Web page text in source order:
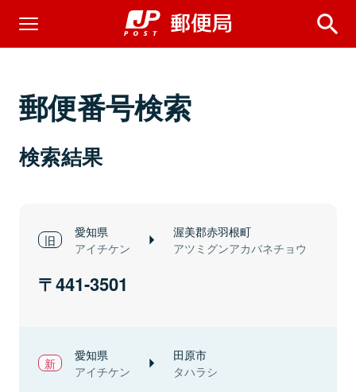
郵便番号検索
検索結果
愛知県
アイチケン
渥美郡赤羽根町
アツミグンアカバネチョウ
441-3501
愛知県
アイチケン
田原市
タハラシ